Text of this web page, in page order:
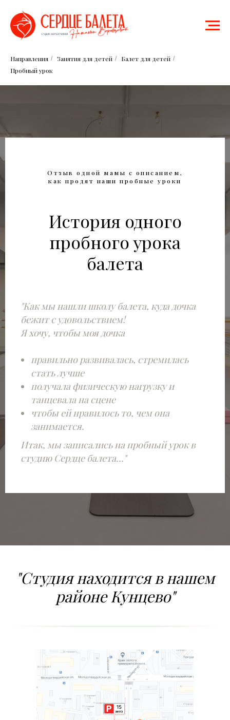
Направления / Занятия для детей / Балет для детей /
Пробный урок
Отзыв одной мамы с описанием,
как продят наши пробные уроки
История одного
пробного урока
балета
"Как мы нашли школу балета, куда дочка
бежит с удовольствием!
Я хочу, чтобы моя дочка
правильно развивалась, стремилась
стать лучше
получала физическую нагрузку и
танцевала на сцене
чтобы ей нравилось то, чем она
занимается.
Итак, мы записались на пробный урок в
студию Сердце балета..."
"Студия находится в нашем
районе Кунцево"